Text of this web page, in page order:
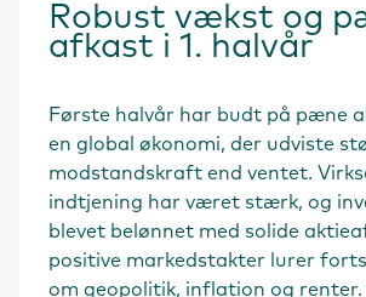
Robust vækst og
afkast i 1. halvår
Første halvår har budt på pæne
en global økonomi, der udviste
modstandskraft end ventet.
indtjening har været stærk, og
blevet belønnet med solide
positive markedstakter lurer
om geopolitik, inflation og renter.